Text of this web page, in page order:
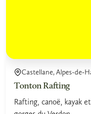
Castellane, Alpes-de-
Tonton Rafting
Rafting, canoë, kayak